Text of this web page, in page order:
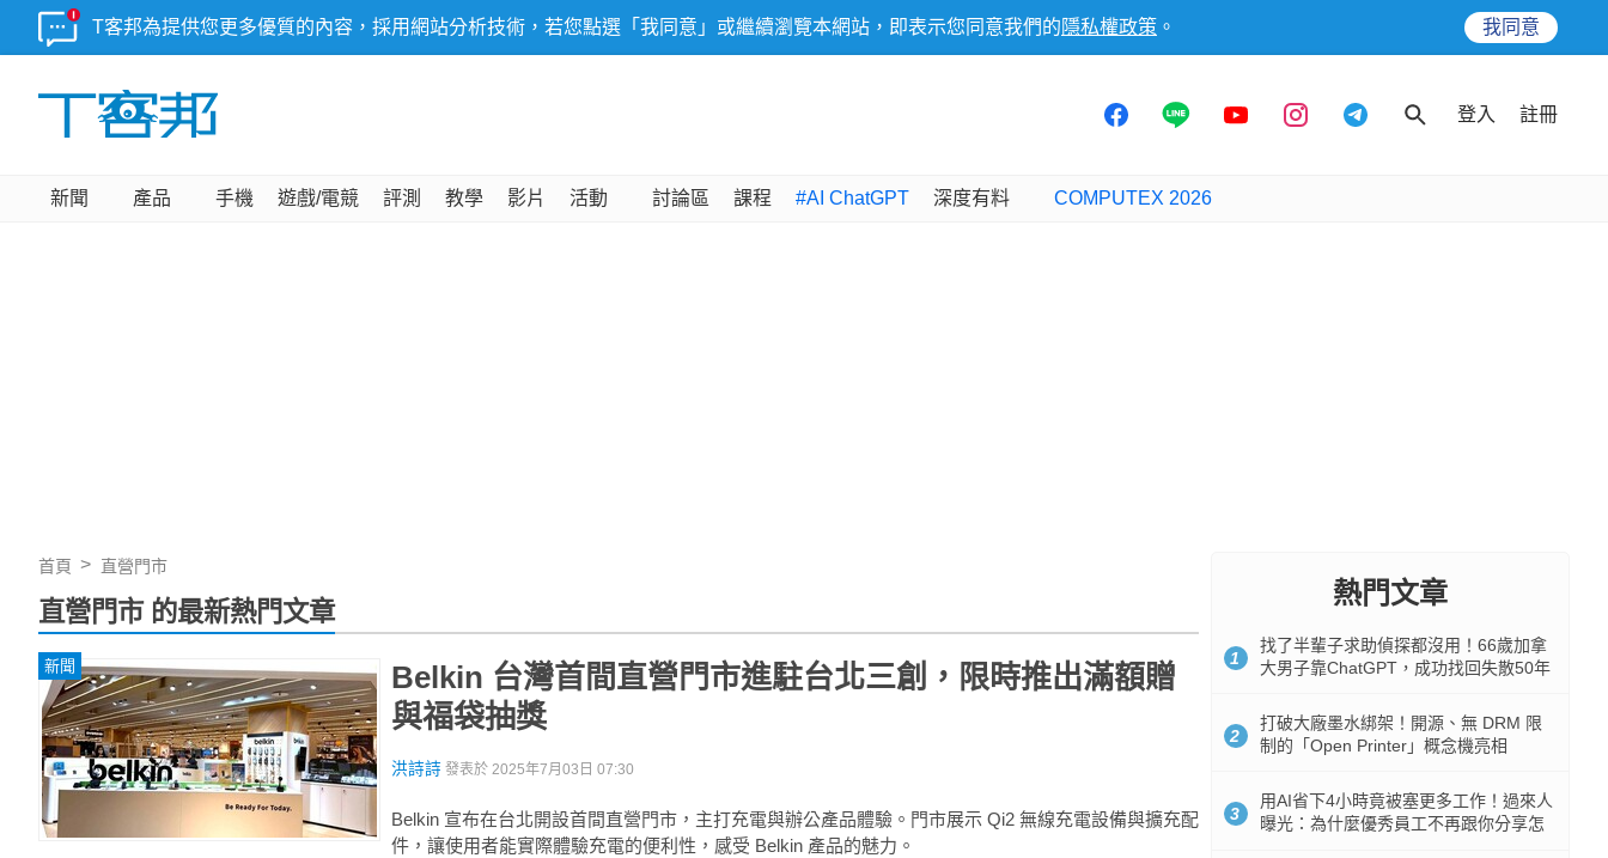
T客邦為提供您更多優質的內容，採用網站分析技術，若您點選「我同意」或繼續瀏覽本網站，即表示您同意我們的 隱私權政策 。 我同意
登入 註冊
新聞 產品 手機 遊戲/電競 評測 教學 影片 活動 討論區 課程 #AI ChatGPT 深度有料 COMPUTEX 2026
首頁 直營門市
直營門市 的最新熱門文章
新聞
Belkin 台灣首間直營門市進駐台北三創，限時推出滿額贈
與福袋抽獎
洪詩詩 發表於 2025年7月03日 07:30
Belkin 宣布在台北開設首間直營門市，主打充電與辦公產品體驗。門市展示 Qi2 無線充電設備與擴充配
件，讓使用者能實際體驗充電的便利性，感受 Belkin 產品的魅力。
熱門文章
1
找了半輩子求助偵探都沒用！66歲加拿
大男子靠ChatGPT，成功找回失散50年
2
打破大廠墨水綁架！開源、無 DRM 限
制的「Open Printer」概念機亮相
3
用AI省下4小時竟被塞更多工作！過來人
曝光：為什麼優秀員工不再跟你分享怎